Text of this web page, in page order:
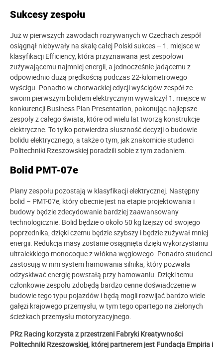
Sukcesy zespołu
Już w pierwszych zawodach rozrywanych w Czechach zespół
osiągnął niebywały na skalę całej Polski sukces – 1. miejsce w
klasyfikacji Efficiency, która przyznawana jest zespołowi
zużywającemu najmniej energii, a jednocześnie jadącemu z
odpowiednio dużą prędkością podczas 22-kilometrowego
wyścigu. Ponadto w chorwackiej edycji wyścigów zespół ze
swoim pierwszym bolidem elektrycznym wywalczył 1. miejsce w
konkurencji Business Plan Presentation, pokonując najlepsze
zespoły z całego świata, które od wielu lat tworzą konstrukcje
elektryczne. To tylko potwierdza słuszność decyzji o budowie
bolidu elektrycznego, a także o tym, jak znakomicie studenci
Politechniki Rzeszowskiej poradzili sobie z tym zadaniem.
Bolid PMT-07e
Plany zespołu pozostają w klasyfikacji elektrycznej. Następny
bolid – PMT-07e, który obecnie jest na etapie projektowania i
budowy będzie zdecydowanie bardziej zaawansowany
technologicznie. Bolid będzie o około 50 kg lżejszy od swojego
poprzednika, dzięki czemu będzie szybszy i będzie zużywał mniej
energii. Redukcja masy zostanie osiągnięta dzięki wykorzystaniu
ultralekkiego monocoque z włókna węglowego. Ponadto studenci
zastosują w nim system hamowania silnika, który pozwala
odzyskiwać energię powstałą przy hamowaniu. Dzięki temu
członkowie zespołu zdobędą bardzo cenne doświadczenie w
budowie tego typu pojazdów i będą mogli rozwijać bardzo wiele
gałęzi krajowego przemysłu, w tym tego opartego na zielonych
ścieżkach przemysłu motoryzacyjnego.
PRz Racing korzysta z przestrzeni Fabryki Kreatywności
Politechniki Rzeszowskiej, której partnerem jest Fundacja Empiria i